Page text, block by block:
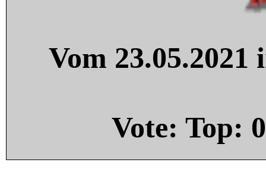
Vom
Vote: Top: 0